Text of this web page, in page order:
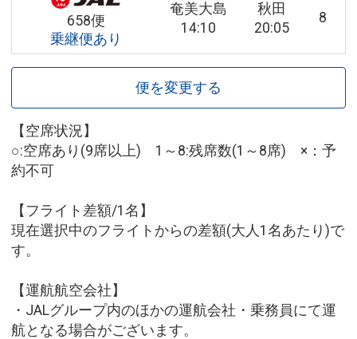
658便
乗継便あり
奄美大島
14:10
秋田
20:05
8
便を変更する
【空席状況】
○:空席あり(9席以上) 1～8:残席数(1～8席) ×：予
約不可
【フライト差額/1名】
現在選択中のフライトからの差額(大人1名あたり)で
す。
【運航航空会社】
・JALグループ内のほかの運航会社・乗務員にて運
航となる場合がございます。